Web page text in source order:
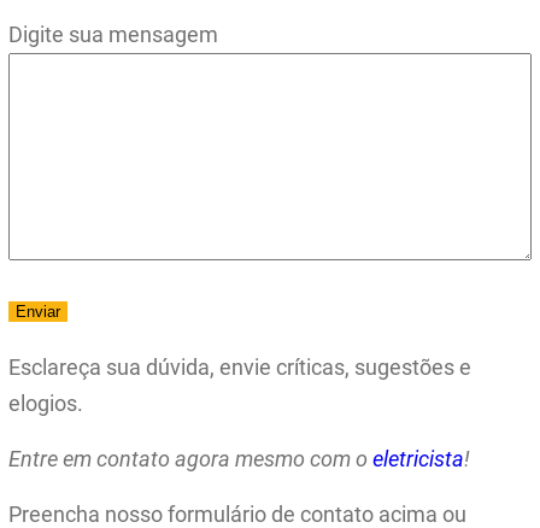
Digite sua mensagem
Esclareça sua dúvida, envie críticas, sugestões e
elogios.
Entre em contato agora mesmo com oeletricista!
Preencha nosso formulário de contato acima ou